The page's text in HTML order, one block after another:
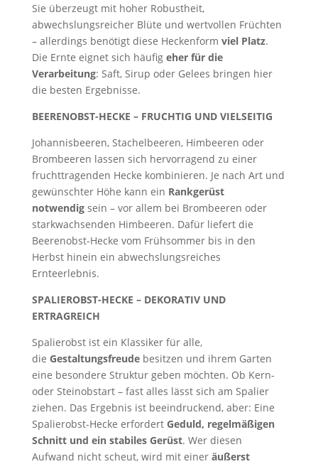
Sie überzeugt mit hoher Robustheit,
abwechslungsreicher Blüte und wertvollen Früchten
– allerdings benötigt diese Heckenform viel Platz.
Die Ernte eignet sich häufig eher für die
Verarbeitung: Saft, Sirup oder Gelees bringen hier
die besten Ergebnisse.
BEERENOBST-HECKE – FRUCHTIG UND VIELSEITIG
Johannisbeeren, Stachelbeeren, Himbeeren oder
Brombeeren lassen sich hervorragend zu einer
fruchttragenden Hecke kombinieren. Je nach Art und
gewünschter Höhe kann ein Rankgerüst
notwendigsein – vor allem bei Brombeeren oder
starkwachsenden Himbeeren. Dafür liefert die
Beerenobst-Hecke vom Frühsommer bis in den
Herbst hinein ein abwechslungsreiches
Ernteerlebnis.
SPALIEROBST-HECKE – DEKORATIV UND
ERTRAGREICH
Spalierobst ist ein Klassiker für alle,
die Gestaltungsfreudebesitzen und ihrem Garten
eine besondere Struktur geben möchten. Ob Kern-
oder Steinobstart – fast alles lässt sich am Spalier
ziehen. Das Ergebnis ist beeindruckend, aber: Eine
Spalierobst-Hecke erfordert Geduld, regelmäßigen
Schnitt und ein stabiles Gerüst. Wer diesen
Aufwand nicht scheut, wird mit einer äußerst